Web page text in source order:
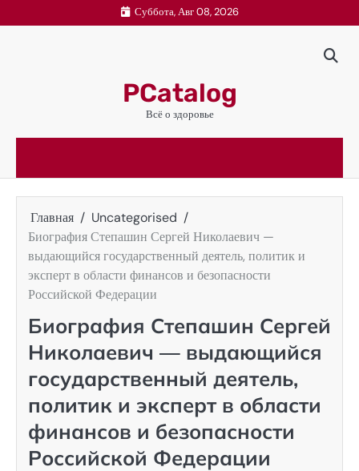
к
Суббота, Авг 08, 2026
PCatalog
Всё о здоровье
Главная
Uncategorised
Биография Степашин Сергей Николаевич —
выдающийся государственный деятель, политик и
эксперт в области финансов и безопасности
Российской Федерации
Биография Степашин Сергей
Николаевич — выдающийся
государственный деятель,
политик и эксперт в области
финансов и безопасности
Российской Федерации